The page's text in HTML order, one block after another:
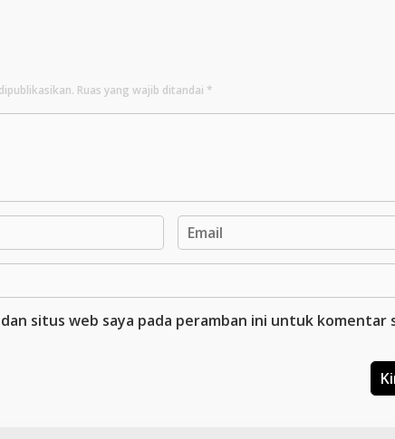
Ruas yang wajib ditandai *
dan situs web saya pada peramban ini untuk komentar